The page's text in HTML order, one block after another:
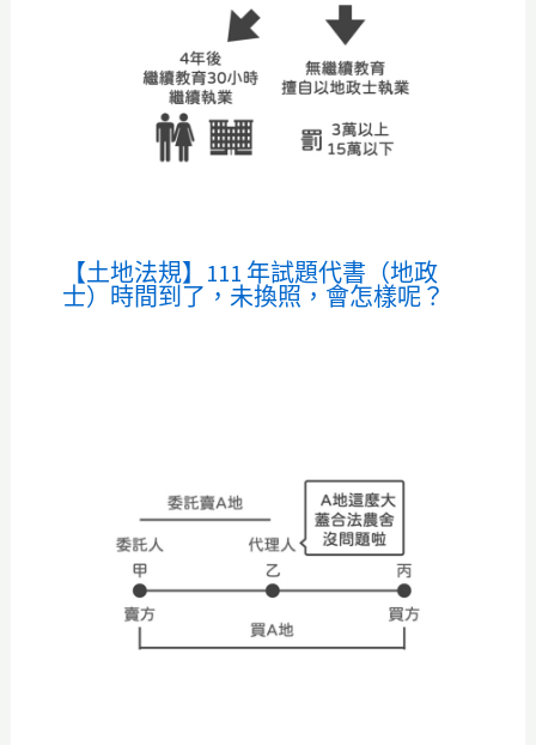
【土地法規】111 年試題代書（地政
士）時間到了，未換照，會怎樣呢？